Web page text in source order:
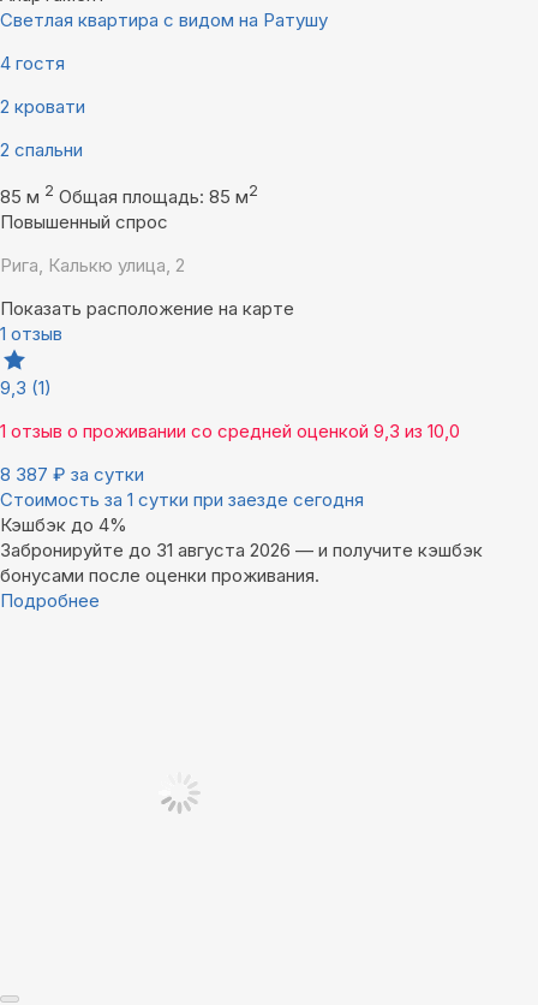
Светлая квартира с видом на Ратушу
4 гостя
2 кровати
2 спальни
85 м 2 Общая площадь: 85 м2
Повышенный спрос
Рига, Калькю улица, 2
Показать расположение на карте
1 отзыв
9,3 (1)
1 отзыв о проживании со средней оценкой 9,3 из 10,0
8 387 ₽ за сутки
Стоимость за 1 сутки при заезде сегодня
Кэшбэк до 4%
Забронируйте до 31 августа 2026 — и получите кэшбэк
бонусами после оценки проживания.
Подробнее